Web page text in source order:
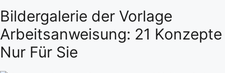
Bildergalerie der Vorlage
Arbeitsanweisung: 21 Konzepte
Nur Für Sie